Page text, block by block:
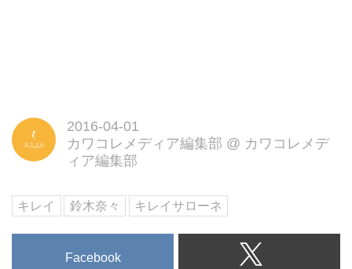
2016-04-01
カワコレメディア編集部 @ カワコレメデ
ィア編集部
キレイ 鈴木奈々 キレイサローネ
Facebook